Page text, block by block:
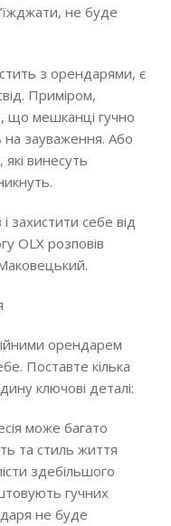
не буде
з орендарями, є
Приміром,
що мешканці гучно
зауваження. Або
винесуть
захистити себе від
OLX розповів
орендарем
Поставте кілька
ключові деталі:
може багато
та стиль життя
здебільшого
гучних
не буде